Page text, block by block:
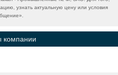
узнать актуальную цену или условия
».
компании